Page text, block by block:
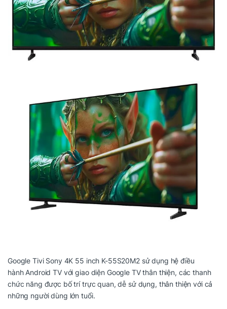
Google Tivi Sony 4K 55 inch K-55S20M2 sử dụng hệ điều
hành Android TV với giao diện Google TV thân thiện, các thanh
chức năng được bố trí trực quan, dễ sử dụng, thân thiện với cả
những người dùng lớn tuổi.